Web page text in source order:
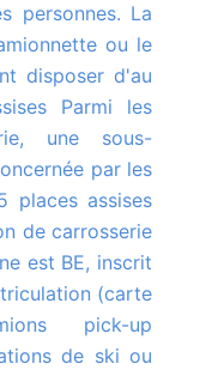
personnes. La
ou le
disposer d'au
Parmi les
une sous-
par les
places assises
de carrosserie
est BE, inscrit
(carte
pick-up
de ski ou